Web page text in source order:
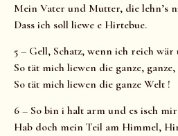
Mein Vater und Mutter, die lehn’s
Dass ich soll liewe e Hirtebue.
5 – Gell, Schatz, wenn ich reich
So tät mich liewen die ganze, ganze,
So tät mich liewen die ganze Welt !
6 – So bin i halt arm und es isch
Hab doch mein Teil am Himmel,